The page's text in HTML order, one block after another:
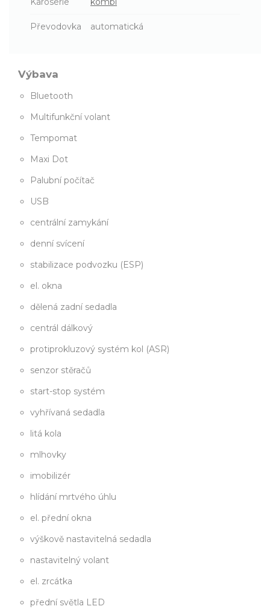
Převodovka automatická
Výbava
Bluetooth
Multifunkční volant
Tempomat
Maxi Dot
Palubní počítač
USB
centrální zamykání
denní svícení
stabilizace podvozku (ESP)
el. okna
dělená zadní sedadla
centrál dálkový
protiprokluzový systém kol (ASR)
senzor stěračů
start-stop systém
vyhřívaná sedadla
litá kola
mlhovky
imobilizér
hlídání mrtvého úhlu
el. přední okna
výškově nastavitelná sedadla
nastavitelný volant
el. zrcátka
přední světla LED